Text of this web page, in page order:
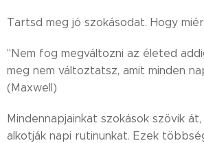
Tartsd meg jó szokásodat. Hogy
"Nem fog megváltozni az életed
meg nem változtatsz, amit minden
(Maxwell)
Mindennapjainkat szokások szövik
alkotják napi rutinunkat. Ezek